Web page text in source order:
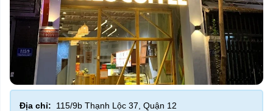
Địa chỉ: 115/9b Thạnh Lộc 37, Quận 12